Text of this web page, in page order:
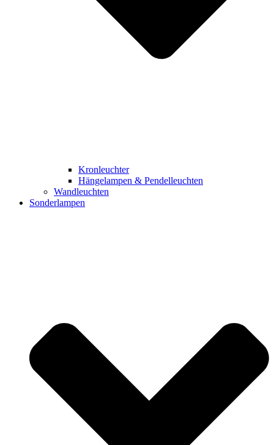
Kronleuchter
Hängelampen & Pendelleuchten
Wandleuchten
Sonderlampen